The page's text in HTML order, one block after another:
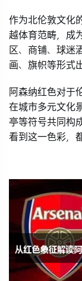
作为北伦敦文化
越体育范畴，成
区、商铺、球迷
画、旗帜等形式
阿森纳红色对于
在城市多元文化
亭等符号共同构
看到这一色彩，